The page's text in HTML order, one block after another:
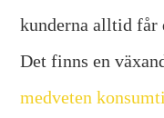
kunderna alltid får
Det finns en
medveten